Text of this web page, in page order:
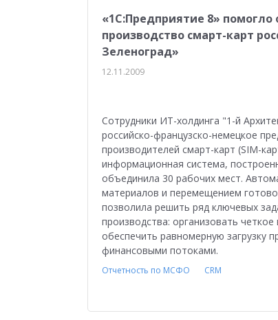
«1С:Предприятие 8» помогло
производство смарт-карт
Зеленоград»
12.11.2009
Сотрудники ИТ-холдинга "1-й
российско-французско-немецкое
производителей смарт-карт (SIM-
информационная система,
объединила 30 рабочих мест.
материалов и перемещением
позволила решить ряд ключевых
производства: организовать
обеспечить равномерную загрузку
финансовыми потоками.
Отчетность по МСФО CRM